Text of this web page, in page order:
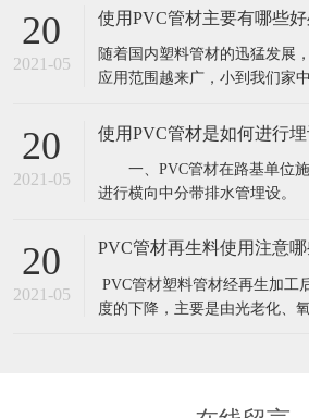
现分解，这就要求PVC的成型
近，往往因为温度控制不当造
此，挤出温度应根据配方、挤
20
2021-05
使用PVC管材主要有哪些好
随着国内塑料管材的迅猛发展
应用范围越来广，小到我们家
被PVC管材管件替代。究其原
PVC管材主要有哪些好处呢？​
材和PVC管件之间采用电热熔的
20
2021-05
使用PVC管材是如何进行埋
一、PVC管材在路基单位
进行横向中分带排水管埋设
计桩号位置进行人工开槽.PE管
侧距中线10公分,外侧伸到边坡,
墙.槽的坡度要顺路的横向排
20
2021-05
PVC管材再生料使用注意哪
PVC管材塑料管材经再生加工
度的下降，主要是由光老化、
使用、使用年限短的产品，回